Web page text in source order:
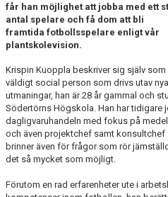
får han möjlighet att jobba med ett
antal spelare och få dom att bli
framtida fotbollsspelare enligt vår
plantskolevision.
Krispin Kuoppla beskriver sig själv som
väldigt social person som drivs utav nya
utmaningar, han är 28 år gammal och
Södertörns Högskola. Han har tidigare
dagligvaruhandeln med fokus på
och även projektchef samt
brinner även för frågor som rör
det så mycket som möjligt.
Förutom en rad erfarenheter ute i